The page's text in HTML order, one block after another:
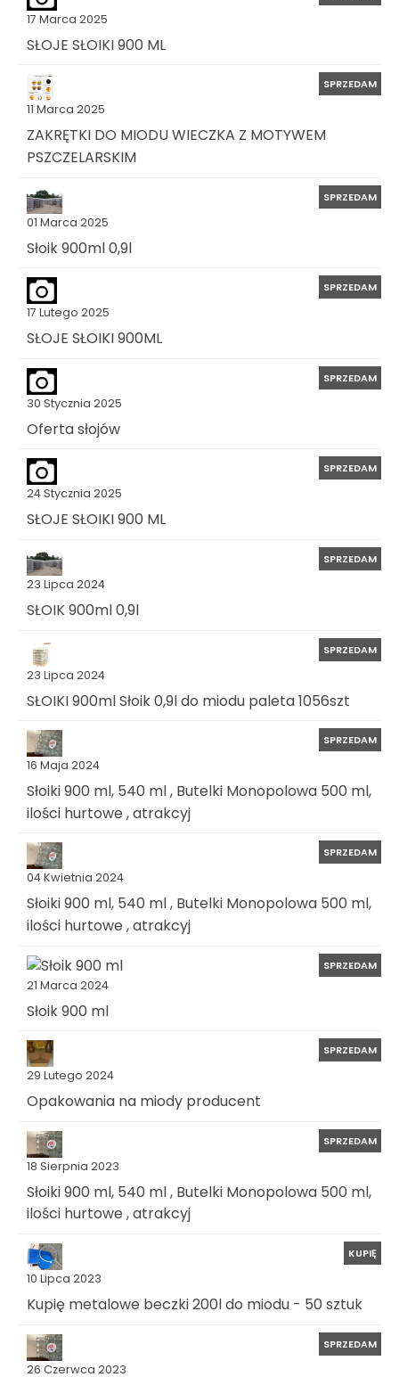
17 Marca 2025
SŁOJE SŁOIKI 900 ML
11 Marca 2025
SPRZEDAM
ZAKRĘTKI DO MIODU WIECZKA Z MOTYWEM
PSZCZELARSKIM
01 Marca 2025
SPRZEDAM
Słoik 900ml 0,9l
17 Lutego 2025
SPRZEDAM
SŁOJE SŁOIKI 900ML
30 Stycznia 2025
SPRZEDAM
Oferta słojów
24 Stycznia 2025
SPRZEDAM
SŁOJE SŁOIKI 900 ML
23 Lipca 2024
SPRZEDAM
SŁOIK 900ml 0,9l
23 Lipca 2024
SPRZEDAM
SŁOIKI 900ml Słoik 0,9l do miodu paleta 1056szt
16 Maja 2024
SPRZEDAM
Słoiki 900 ml, 540 ml , Butelki Monopolowa 500 ml,
ilości hurtowe , atrakcyj
04 Kwietnia 2024
SPRZEDAM
Słoiki 900 ml, 540 ml , Butelki Monopolowa 500 ml,
ilości hurtowe , atrakcyj
21 Marca 2024
SPRZEDAM
Słoik 900 ml
29 Lutego 2024
SPRZEDAM
Opakowania na miody producent
18 Sierpnia 2023
SPRZEDAM
Słoiki 900 ml, 540 ml , Butelki Monopolowa 500 ml,
ilości hurtowe , atrakcyj
10 Lipca 2023
KUPIĘ
Kupię metalowe beczki 200l do miodu - 50 sztuk
26 Czerwca 2023
SPRZEDAM